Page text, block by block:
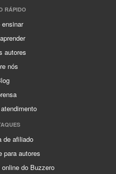
RÁPIDO
ensinar
autores
nós
de afiliado
para autores
do Buzzero